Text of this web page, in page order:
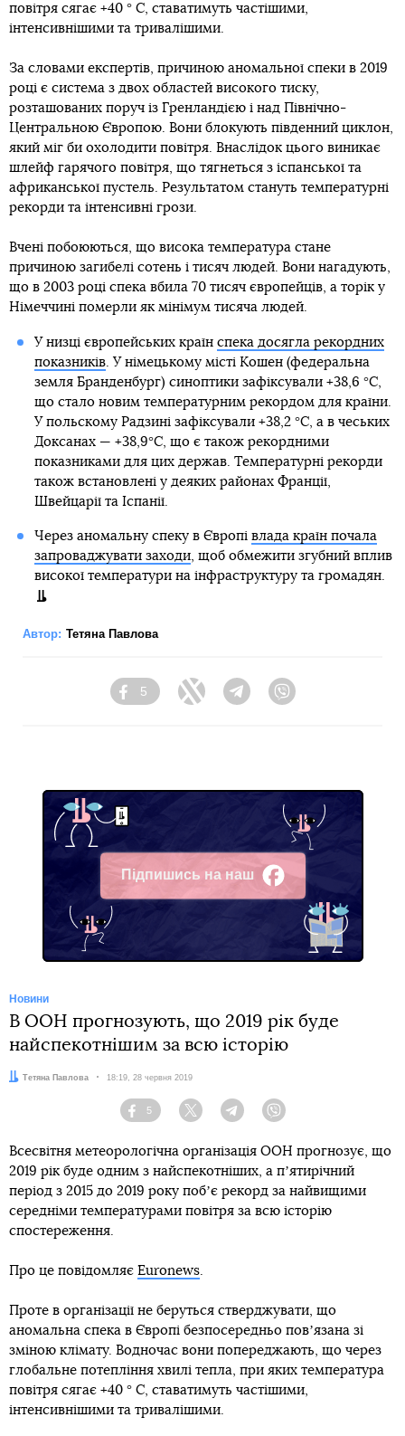
повітря сягає +40 ° C, ставатимуть частішими,
інтенсивнішими та тривалішими.
За словами експертів, причиною аномальної спеки в 2019
році є система з двох областей високого тиску,
розташованих поруч із Гренландією і над Північно-
Центральною Європою. Вони блокують південний циклон,
який міг би охолодити повітря. Внаслідок цього виникає
шлейф гарячого повітря, що тягнеться з іспанської та
африканської пустель. Результатом стануть температурні
рекорди та інтенсивні грози.
Вчені побоюються, що висока температура стане
причиною загибелі сотень і тисяч людей. Вони нагадують,
що в 2003 році спека вбила 70 тисяч європейців, а торік у
Німеччині померли як мінімум тисяча людей.
У низці європейських країн спека досягла рекордних
показників. У німецькому місті Кошен (федеральна
земля Бранденбург) синоптики зафіксували +38,6 °C,
що стало новим температурним рекордом для країни.
У польскому Радзині зафіксували +38,2 °C, а в чеських
Доксанах — +38,9°C, що є також рекордними
показниками для цих держав. Температурні рекорди
також встановлені у деяких районах Франції,
Швейцарії та Іспанії.
Через аномальну спеку в Європі влада країн почала
запроваджувати заходи, щоб обмежити згубний вплив
високої температури на інфраструктуру та громадян.
Автор: Тетяна Павлова
Facebook
5
Twitter TelegramViber
Підпишись на наш
Facebook
Новини
В ООН прогнозують, що 2019 рік буде
найспекотнішим за всю історію
Автор:
Тетяна Павлова Дата:
18:19, 28 червня 2019
Facebook
5
Twitter TelegramViber
Всесвітня метеорологічна організація ООН прогнозує, що
2019 рік буде одним з найспекотніших, а пʼятирічний
період з 2015 до 2019 року побʼє рекорд за найвищими
середніми температурами повітря за всю історію
спостереження.
Про це повідомляє Euronews
Проте в організації не беруться стверджувати, що
аномальна спека в Європі безпосередньо повʼязана зі
зміною клімату. Водночас вони попереджають, що через
глобальне потепління хвилі тепла, при яких температура
повітря сягає +40 ° C, ставатимуть частішими,
інтенсивнішими та тривалішими.